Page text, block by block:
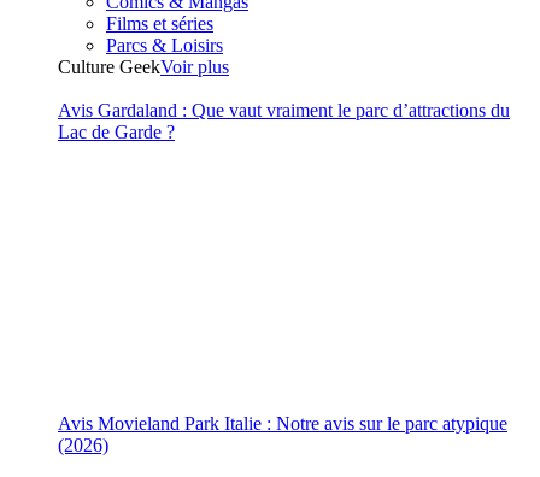
Films et séries
Parcs & Loisirs
Culture GeekVoir plus
Avis Gardaland : Que vaut vraiment le parc d’attractions du
Lac de Garde ?
Avis Movieland Park Italie : Notre avis sur le parc atypique
(2026)